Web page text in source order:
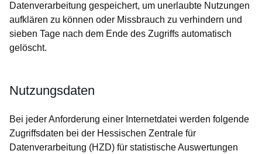
Datenverarbeitung gespeichert, um unerlaubte Nutzungen
aufklären zu können oder Missbrauch zu verhindern und
sieben Tage nach dem Ende des Zugriffs automatisch
gelöscht.
Nutzungsdaten
Bei jeder Anforderung einer Internetdatei werden folgende
Zugriffsdaten bei der Hessischen Zentrale für
Datenverarbeitung (HZD) für statistische Auswertungen